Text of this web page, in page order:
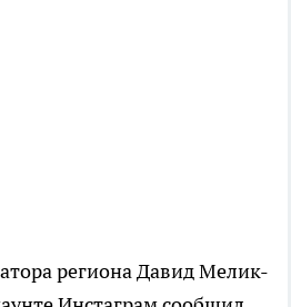
региона Давид Мелик-